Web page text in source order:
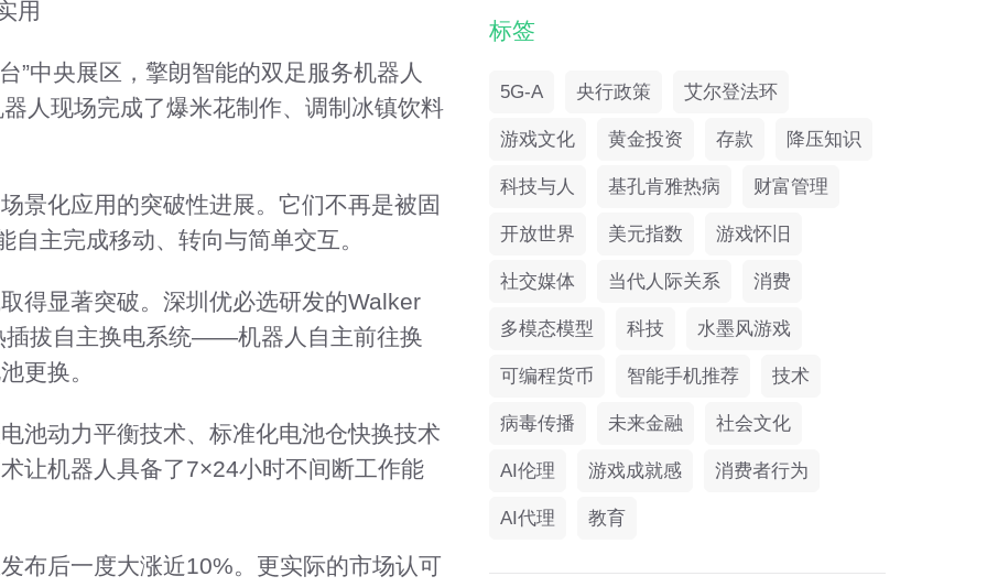
用
”中央展区，擎朗智能的双足服务机器人
人现场完成了爆米花制作、调制冰镇饮料
景化应用的突破性进展。它们不再是被固
自主完成移动、转向与简单交互。
得显著突破。深圳优必选研发的Walker
插拔自主换电系统——机器人自主前往换
更换。
池动力平衡技术、标准化电池仓快换技术
让机器人具备了7×24小时不间断工作能
布后一度大涨近10%。更实际的市场认可
标签
5G-A 央行政策 艾尔登法环
游戏文化 黄金投资 存款 降压知识
科技与人 基孔肯雅热病 财富管理
开放世界 美元指数 游戏怀旧
社交媒体 当代人际关系 消费
多模态模型 科技 水墨风游戏
可编程货币 智能手机推荐 技术
病毒传播 未来金融 社会文化
AI伦理 游戏成就感 消费者行为
AI代理 教育